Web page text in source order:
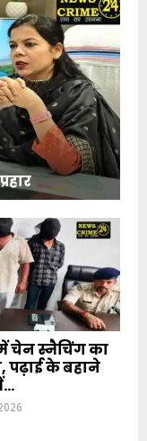
चेन स्नैचिंग का
पढ़ाई के बहाने